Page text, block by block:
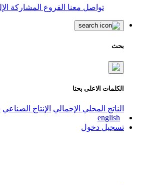
تواصل معنا الفروع المشاركة
بحث
الكلمات الاعلى بحثا
الناتج المحلي الإجمالي الإنتاج الصناعي
english
تسجيل دخول